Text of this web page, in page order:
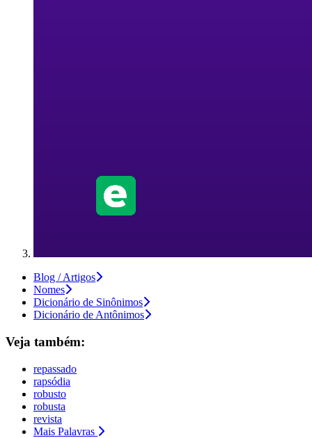
Blog / Artigos
Nomes
Dicionário de Sinônimos
Dicionário de Antônimos
Veja também:
repassado
rapsódia
robusto
robusta
revista
Mais Palavras